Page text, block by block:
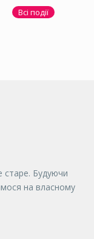
Всі події
старе. Будуючи
на власному